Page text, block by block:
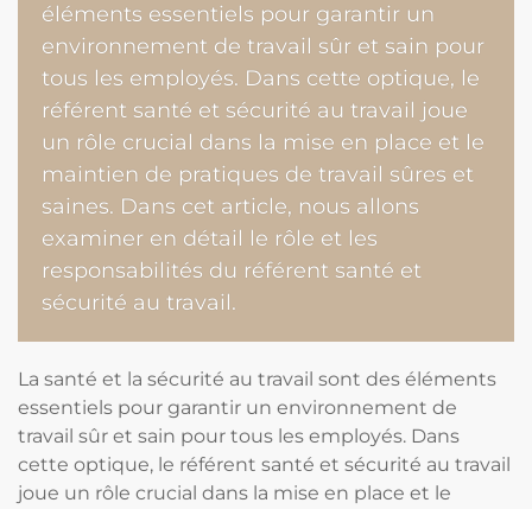
éléments essentiels pour garantir un
environnement de travail sûr et sain pour
tous les employés. Dans cette optique, le
référent santé et sécurité au travail joue
un rôle crucial dans la mise en place et le
maintien de pratiques de travail sûres et
saines. Dans cet article, nous allons
examiner en détail le rôle et les
responsabilités du référent santé et
sécurité au travail.
La santé et la sécurité au travail sont des éléments
essentiels pour garantir un environnement de
travail sûr et sain pour tous les employés. Dans
cette optique, le référent santé et sécurité au travail
joue un rôle crucial dans la mise en place et le